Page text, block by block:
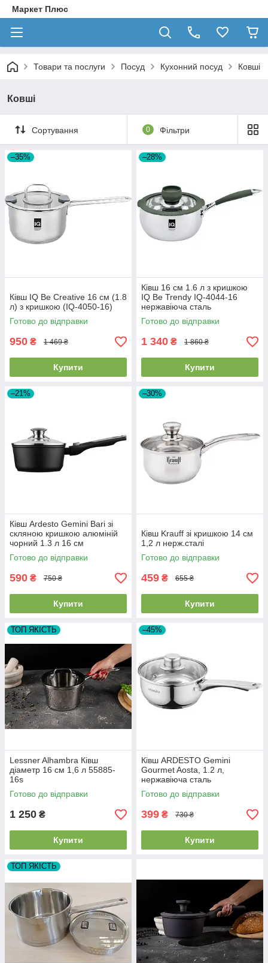
Маркет Плюс
Товари та послуги Посуд Кухонний посуд Ковші
Ковші
Сортування 0 Фільтри
–35%
Ківш IQ Be Creative 16 см (1.8
л) з кришкою (IQ-4050-16)
Готово до відправки
950 ₴ 1 469 ₴
Купити
–28%
Ківш 16 см 1.6 л з кришкою
IQ Be Trendy IQ-4044-16
нержавіюча сталь
Готово до відправки
1 340 ₴ 1 860 ₴
Купити
–21%
Ківш Ardesto Gemini Bari зі
скляною кришкою алюміній
чорний 1.3 л 16 см
(AR1913AS)
Готово до відправки
590 ₴ 750 ₴
Купити
–30%
Ківш Krauff зі кришкою 14 см
1,2 л нерж.сталі
Готово до відправки
459 ₴ 655 ₴
Купити
ТОП ЯКІСТЬ
Lessner Alhambra Ківш
діаметр 16 см 1,6 л 55885-
16s
Готово до відправки
1 250 ₴
Купити
–45%
Ківш ARDESTO Gemini
Gourmet Aosta, 1.2 л,
нержавіюча сталь
(AR1912BS)
Готово до відправки
399 ₴ 730 ₴
Купити
ТОП ЯКІСТЬ